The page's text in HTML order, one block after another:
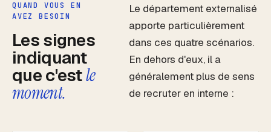
QUAND VOUS EN
AVEZ BESOIN
Les signes
indiquant
que c'estle
moment.
Le département externalisé
apporte particulièrement
dans ces quatre scénarios.
En dehors d'eux, il a
généralement plus de sens
de recruter en interne :